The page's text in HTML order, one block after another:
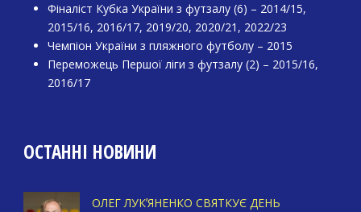
Фіналіст Кубка України з футзалу (6) – 2014/15,
2015/16, 2016/17, 2019/20, 2020/21, 2022/23
Чемпіон України з пляжного футболу – 2015
Переможець Першої ліги з футзалу (2) – 2015/16,
2016/17
ОСТАННІ НОВИНИ
ОЛЕГ ЛУКʼЯНЕНКО СВЯТКУЄ ДЕНЬ